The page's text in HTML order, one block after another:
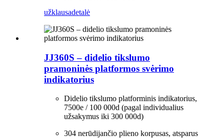
užklausadetalė
JJ360S – didelio tikslumo
pramoninės platformos svėrimo
indikatorius
Didelio tikslumo platforminis indikatorius,
7500e / 100 000d (pagal individualius
užsakymus iki 300 000d)
304 nerūdijančio plieno korpusas, atsparus